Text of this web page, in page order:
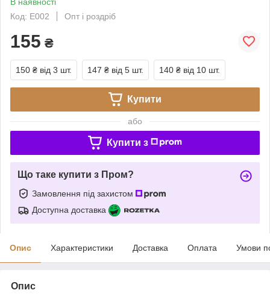
Код: E002
Опт і роздріб
155 ₴
150 ₴ від 3 шт. 147 ₴ від 5 шт. 140 ₴ від 10 шт.
Купити
або
Купити з
Що таке купити з Пром?
Замовлення під захистом
Доступна доставка
Опис Характеристики Доставка Оплата Умови
Опис